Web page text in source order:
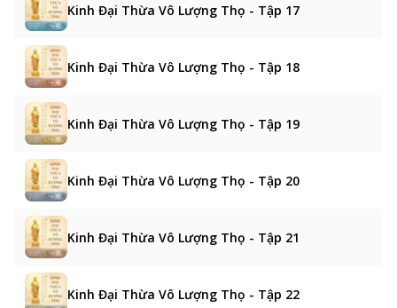
Kinh Đại Thừa Vô Lượng Thọ - Tập 17
Kinh Đại Thừa Vô Lượng Thọ - Tập 18
Kinh Đại Thừa Vô Lượng Thọ - Tập 19
Kinh Đại Thừa Vô Lượng Thọ - Tập 20
Kinh Đại Thừa Vô Lượng Thọ - Tập 21
Kinh Đại Thừa Vô Lượng Thọ - Tập 22